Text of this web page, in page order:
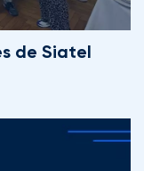
de Siatel